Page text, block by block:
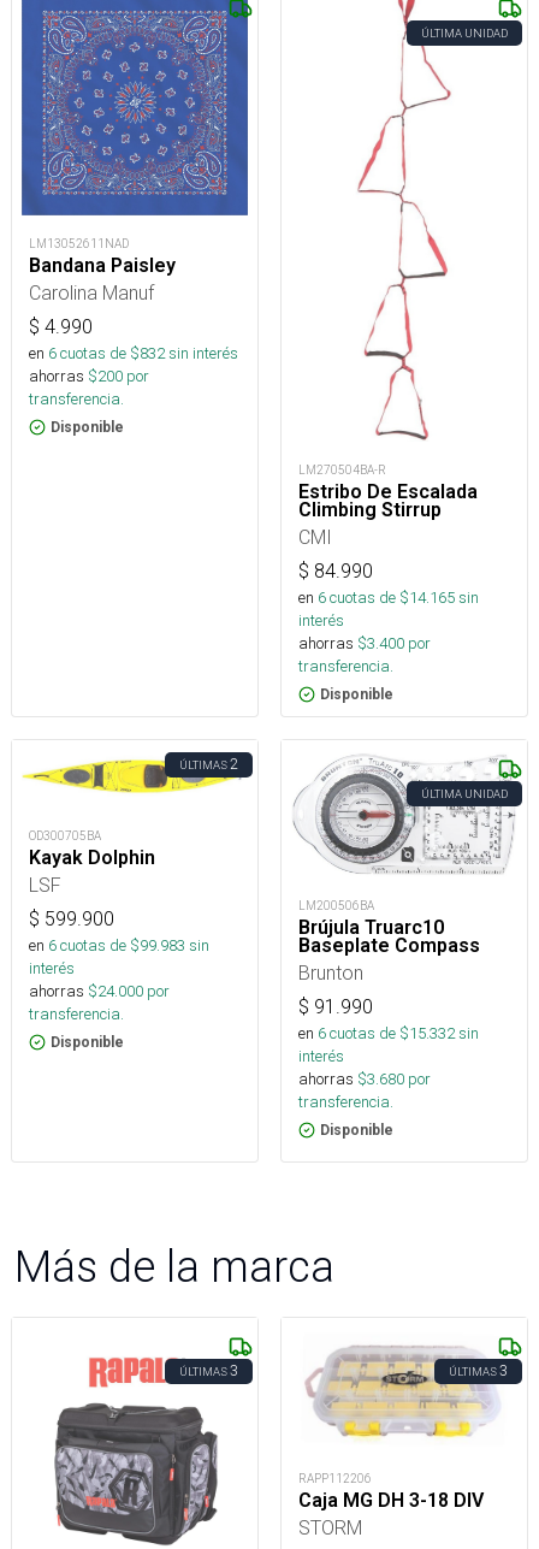
LM13052611NAD
Bandana Paisley
Carolina Manuf
$ 4.990
en 6cuotas de $832sin interés
ahorras $200 por
transferencia.
Disponible
ÚLTIMA UNIDAD
LM270504BA-R
Estribo De Escalada
Climbing Stirrup
CMI
$ 84.990
en 6cuotas de $14.165sin
interés
ahorras $3.400 por
transferencia.
Disponible
ÚLTIMAS2
OD300705BA
Kayak Dolphin
LSF
$ 599.900
en 6cuotas de $99.983 sin
interés
ahorras $24.000 por
transferencia.
Disponible
ÚLTIMA UNIDAD
LM200506BA
Brújula Truarc10
Baseplate Compass
Brunton
$ 91.990
en 6cuotas de $15.332sin
interés
ahorras $3.680 por
transferencia.
Disponible
Más de la marca
ÚLTIMAS3 ÚLTIMAS3
RAPP112206
Caja MG DH 3-18 DIV
STORM